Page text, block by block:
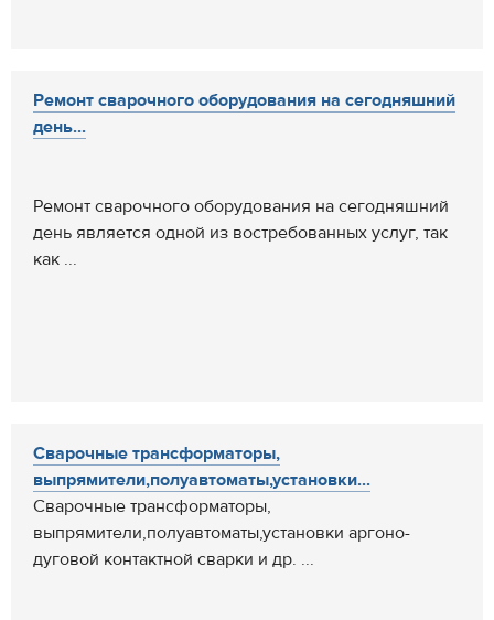
Ремонт сварочного оборудования на сегодняшний
день...
Ремонт сварочного оборудования на сегодняшний
день является одной из востребованных услуг, так
как ...
Сварочные трансформаторы,
выпрямители,полуавтоматы,установки...
Сварочные трансформаторы,
выпрямители,полуавтоматы,установки аргоно-
дуговой контактной сварки и др. ...